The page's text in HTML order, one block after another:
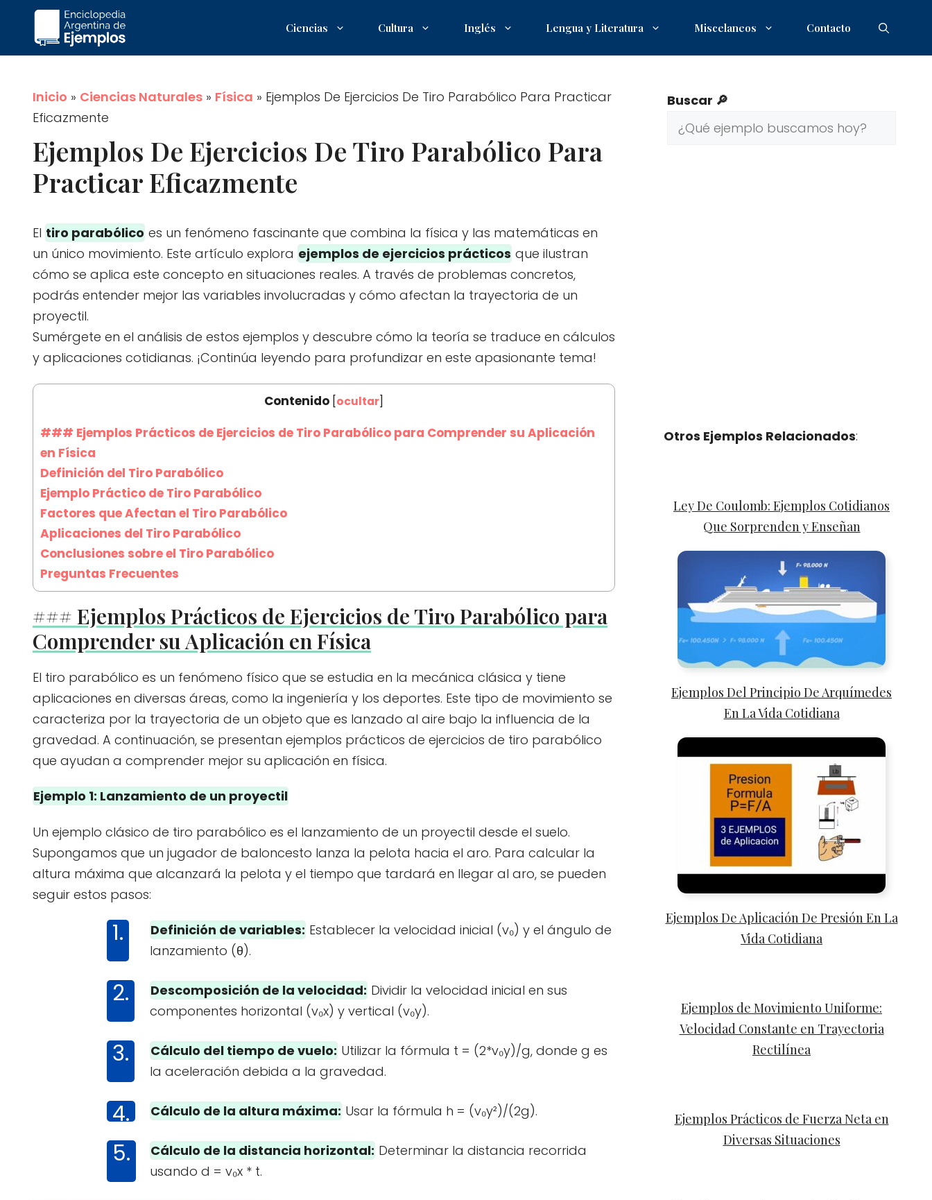
Saltar
contenido
Ciencias Cultura Inglés Lengua y Literatura Miscelaneos Contacto
Inicio » Ciencias Naturales » Física » Ejemplos De Ejercicios De Tiro Parabólico Para Practicar
Eficazmente
Ejemplos De Ejercicios De Tiro Parabólico Para
Practicar Eficazmente
El tiro parabólico es un fenómeno fascinante que combina la física y las matemáticas en
un único movimiento. Este artículo explora ejemplos de ejercicios prácticos que ilustran
cómo se aplica este concepto en situaciones reales. A través de problemas concretos,
podrás entender mejor las variables involucradas y cómo afectan la trayectoria de un
proyectil.
Sumérgete en el análisis de estos ejemplos y descubre cómo la teoría se traduce en cálculos
y aplicaciones cotidianas. ¡Continúa leyendo para profundizar en este apasionante tema!
Contenido [ocultar]
### Ejemplos Prácticos de Ejercicios de Tiro Parabólico para Comprender su Aplicación
en Física
Definición del Tiro Parabólico
Ejemplo Práctico de Tiro Parabólico
Factores que Afectan el Tiro Parabólico
Aplicaciones del Tiro Parabólico
Conclusiones sobre el Tiro Parabólico
Preguntas Frecuentes
### Ejemplos Prácticos de Ejercicios de Tiro Parabólico para
Comprender su Aplicación en Física
El tiro parabólico es un fenómeno físico que se estudia en la mecánica clásica y tiene
aplicaciones en diversas áreas, como la ingeniería y los deportes. Este tipo de movimiento se
caracteriza por la trayectoria de un objeto que es lanzado al aire bajo la influencia de la
gravedad. A continuación, se presentan ejemplos prácticos de ejercicios de tiro parabólico
que ayudan a comprender mejor su aplicación en física.
Ejemplo 1: Lanzamiento de un proyectil
Un ejemplo clásico de tiro parabólico es el lanzamiento de un proyectil desde el suelo.
Supongamos que un jugador de baloncesto lanza la pelota hacia el aro. Para calcular la
altura máxima que alcanzará la pelota y el tiempo que tardará en llegar al aro, se pueden
seguir estos pasos:
Definición de variables: Establecer la velocidad inicial (v₀) y el ángulo de
lanzamiento (θ).
Descomposición de la velocidad: Dividir la velocidad inicial en sus
componentes horizontal (v₀x) y vertical (v₀y).
Cálculo del tiempo de vuelo: Utilizar la fórmula t = (2*v₀y)/g, donde g es
la aceleración debida a la gravedad.
Cálculo de la altura máxima: Usar la fórmula h = (v₀y²)/(2g).
Cálculo de la distancia horizontal: Determinar la distancia recorrida
usando d = v₀x * t.
Buscar 🔎
Otros Ejemplos Relacionados:
Ley De Coulomb: Ejemplos Cotidianos
Que Sorprenden y Enseñan
Ejemplos Del Principio De Arquímedes
En La Vida Cotidiana
Ejemplos De Aplicación De Presión En La
Vida Cotidiana
Ejemplos de Movimiento Uniforme:
Velocidad Constante en Trayectoria
Rectilínea
Ejemplos Prácticos de Fuerza Neta en
Diversas Situaciones